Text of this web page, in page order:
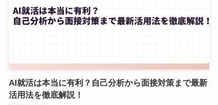
AI就活は本当に有利？自己分析から面接対策まで最新
活用法を徹底解説！